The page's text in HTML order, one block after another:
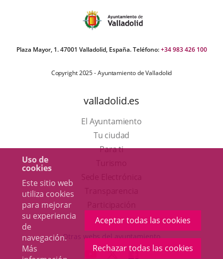
Uso de
cookies
Este sitio web
utiliza cookies
para mejorar
su experiencia
de
navegación.
Más
Aceptar todas las cookies
Rechazar todas las cookies
Plaza Mayor, 1. 47001 Valladolid, España. Teléfono:+34 983 426 100
Copyright 2025 - Ayuntamiento de Valladolid
valladolid.es
El Ayuntamiento
Tu ciudad
Para ti
en
una
ventana
aplicación
externa.
Otras webs del ayuntamiento
ENLACEENLACEENLACE